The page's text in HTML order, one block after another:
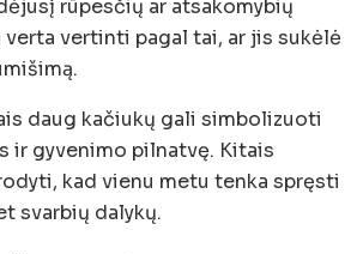
rūpesčių ar atsakomybių
verta vertinti pagal tai, ar jis sukėlė
daug kačiukų gali simbolizuoti
ir gyvenimo pilnatvę. Kitais
kad vienu metu tenka spręsti
svarbių dalykų.